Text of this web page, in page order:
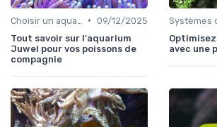
• 09/12/2025
Tout savoir sur l'aquarium
Juwel pour vos poissons de
compagnie
avec une